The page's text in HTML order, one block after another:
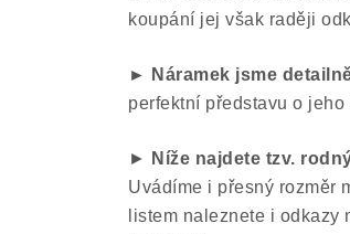
koupání jej však raději
► Náramek jsme
perfektní představu o
► Níže najdete tzv.
Uvádíme i přesný rozměr
listem naleznete i